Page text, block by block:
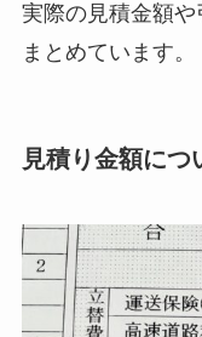
実際の見積金額
まとめています。
見積り金額につ